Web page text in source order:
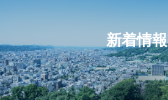
新着情報